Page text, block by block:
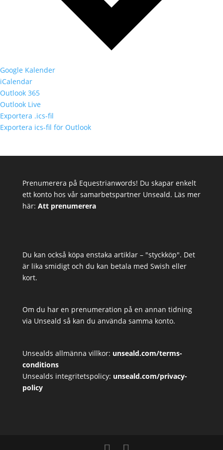
Google Kalender
iCalendar
Outlook 365
Outlook Live
Exportera .ics-fil
Exportera ics-fil för Outlook
Prenumerera på Equestrianwords! Du skapar enkelt
ett konto hos vår samarbetspartner Unseald. Läs mer
här: Att prenumerera
Du kan också köpa enstaka artiklar – "styckköp". Det
är lika smidigt och du kan betala med Swish eller
kort.
Om du har en prenumeration på en annan tidning
via Unseald så kan du använda samma konto.
Unsealds allmänna villkor: unseald.com/terms-
conditions
Unsealds integritetspolicy: unseald.com/privacy-
policy